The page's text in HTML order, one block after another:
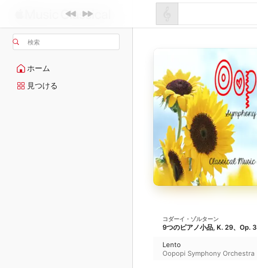
検索
ホーム
見つける
コダーイ・ゾルターン
9つのピアノ小品, K. 29、Op. 3
Lento
Oopopi Symphony Orchestra